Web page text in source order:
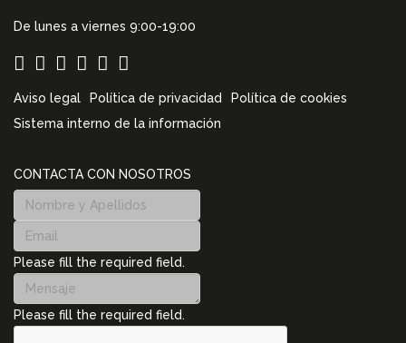
De lunes a viernes 9:00-19:00
Aviso legal Política de privacidad
Política de cookies
Sistema interno de la información
CONTACTA CON NOSOTROS
Please fill the required field.
Please fill the required field.